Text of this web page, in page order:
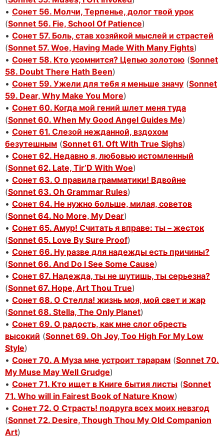
• Сонет 56. Молчи, Терпенье, долог твой урок
(Sonnet 56. Fie, School Of Patience)
• Сонет 57. Боль, став хозяйкой мыслей и страстей
(Sonnet 57. Woe, Having Made With Many Fights)
• Сонет 58. Кто усомнится? Цепью золотою (Sonnet
58. Doubt There Hath Been)
• Сонет 59. Ужели для тебя я меньше значу (Sonnet
59. Dear, Why Make You More)
• Сонет 60. Когда мой гений шлет меня туда
(Sonnet 60. When My Good Angel Guides Me)
• Сонет 61. Слезой нежданной, вздохом
безутешным (Sonnet 61. Oft With True Sighs)
• Сонет 62. Недавно я, любовью истомленный
(Sonnet 62. Late, Tir’D With Woe)
• Сонет 63. О правила грамматики! Вдвойне
(Sonnet 63. Oh Grammar Rules)
• Сонет 64. Не нужно больше, милая, советов
(Sonnet 64. No More, My Dear)
• Сонет 65. Амур! Считать я вправе: ты – жесток
(Sonnet 65. Love By Sure Proof)
• Сонет 66. Ну разве для надежды есть причины?
(Sonnet 66. And Do I See Some Cause)
• Сонет 67. Надежда, ты не шутишь, ты серьезна?
(Sonnet 67. Hope, Art Thou True)
• Сонет 68. О Стелла! жизнь моя, мой свет и жар
(Sonnet 68. Stella, The Only Planet)
• Сонет 69. О радость, как мне слог обресть
высокий (Sonnet 69. Oh Joy, Too High For My Low
Style)
• Сонет 70. А Муза мне устроит тарарам (Sonnet 70.
My Muse May Well Grudge)
• Сонет 71. Кто ищет в Книге бытия листы (Sonnet
71. Who will in Fairest Book of Nature Know)
• Сонет 72. О Страсть! подруга всех моих невзгод
(Sonnet 72. Desire, Though Thou My Old Companion
Art)